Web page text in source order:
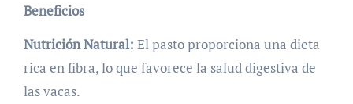
Beneficios
Nutrición Natural: El pasto proporciona una dieta
rica en fibra, lo que favorece la salud digestiva de
las vacas.